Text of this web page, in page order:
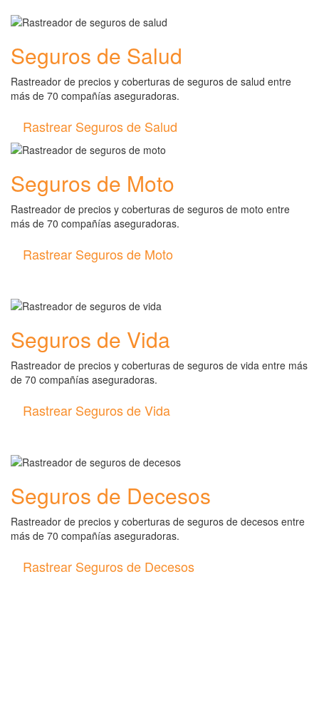
Seguros de Salud
Rastreador de precios y coberturas de seguros de salud entre
más de 70 compañías aseguradoras.
Rastrear Seguros de Salud
Seguros de Moto
Rastreador de precios y coberturas de seguros de moto entre
más de 70 compañías aseguradoras.
Rastrear Seguros de Moto
Seguros de Vida
Rastreador de precios y coberturas de seguros de vida entre más
de 70 compañías aseguradoras.
Rastrear Seguros de Vida
Seguros de Decesos
Rastreador de precios y coberturas de seguros de decesos entre
más de 70 compañías aseguradoras.
Rastrear Seguros de Decesos